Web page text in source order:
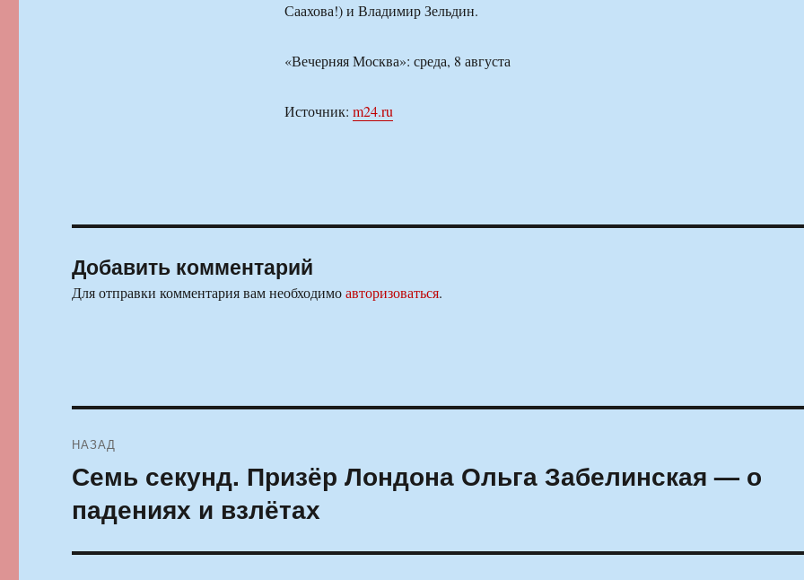
Саахова!) и Владимир Зельдин.
«Вечерняя Москва»: среда, 8 августа
Источник: m24.ru
Добавить комментарий
Для отправки комментария вам необходимоавторизоваться.
по
записям
НАЗАД
Предыдущая
Семь секунд. Призёр Лондона Ольга Забелинская — о
падениях и взлётах